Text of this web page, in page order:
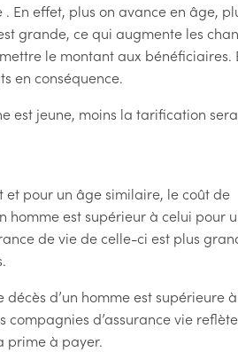
En effet, plus on avance en âge,
grande, ce qui augmente les
le montant aux bénéficiaires.
en conséquence.
est jeune, moins la tarification sera
et pour un âge similaire, le coût de
homme est supérieur à celui pour
de vie de celle-ci est plus
d’un homme est supérieure à
compagnies d’assurance vie
prime à payer.